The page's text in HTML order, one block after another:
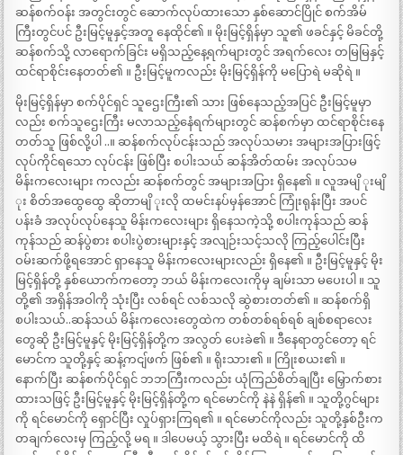
ဆန်စက်ဝန်း အတွင်းတွင် ဆောက်လုပ်ထားသော နှစ်ဆောင်ပြိုင် စက်အိမ်
ကြီးတွင်ပင် ဦးမြင့်မူနှင့်အတူ နေထိုင်၏ ။ မိုးမြင့်ရှိန်မှာ သူ၏ ဖခင်နှင့် မိခင်တို့
ဆန်စက်သို့ လာရောက်ခြင်း မရှိသည့်နေ့ရက်များတွင် အရက်လေး တမြမြနှင့်
ထင်ရာစိုင်းနေတတ်၏ ။ ဦးမြင့်မူကလည်း မိုးမြင့်ရှိန်ကို မပြောရဲ မဆိုရဲ ။
မိုးမြင့်ရှိန်မှာ စက်ပိုင်ရှင် သူဌေးကြီး၏ သား ဖြစ်နေသည့်အပြင် ဦးမြင့်မူမှာ
လည်း စက်သူဌေးကြီး မလာသည့်နေံရက်များတွင် ဆန်စက်မှာ ထင်ရာစိုင်းနေ
တတ်သူ ဖြစ်လို့ပါ ..။ ဆန်စက်လုပ်ငန်းသည် အလုပ်သမား အများအပြားဖြင့်
လုပ်ကိုင်ရသော လုပ်ငန်း ဖြစ်ပြီး စပါးသယ် ဆန်အိတ်ထမ်း အလုပ်သမ
မိန်းကလေးများ ကလည်း ဆန်စက်တွင် အများအပြား ရှိနေ၏ ။ လူအမျိ ုးမျိ
ုး စိတ်အထွေထွေ ဆိုတာမျိ ုးလို ထမင်းနပ်မှန်အောင် ကြုံးရုန်းပြီး အပင်
ပန်းခံ အလုပ်လုပ်နေသူ မိန်းကလေးများ ရှိနေသကဲ့သို့ စပါးကုန်သည် ဆန်
ကုန်သည် ဆန်ပွဲစား စပါးပွဲစားများနှင့် အလျဉ်းသင့်သလို ကြည့်ပေါင်းပြီး
ဝမ်းဆက်ဖို့ရအောင် ရှာနေသူ မိန်းကလေးများလည်း ရှိနေ၏ ။ ဦးမြင့်မူနှင့် မိုး
မြင့်ရှိန်တို့ နှစ်ယောက်ကတော့ ဘယ် မိန်းကလေးကိုမှ ချမ်းသာ မပေးပါ ။ သူ
တို့၏ အရှိန်အဝါကို သုံးပြီး လစ်ရင် လစ်သလို ဆွဲစားတတ်၏ ။ ဆန်စက်ရှိ
စပါးသယ်..ဆန်သယ် မိန်းကလေးတွေထဲက တစ်တစ်ရစ်ရစ် ချစ်စရာလေး
တွေဆို ဦးမြင့်မူနှင့် မိုးမြင့်ရှိန်တို့က အလွတ် ပေးခဲ၏ ။ ဒီနေရာတွင်တော့ ရင်
မောင်က သူတို့နှင့် ဆန့်ကငျ်ဖက် ဖြစ်၏ ။ ရိုးသား၏ ။ ကြိုးစယး၏ ။
နောက်ပြီး ဆန်စက်ပိုင်ရှင် ဘဘကြီးကလည်း ယုံကြည်စိတ်ချပြီး မြှောက်စား
ထားသဖြင့် ဦးမြင့်မူနှင့် မိုးမြင့်ရှိန်တို့က ရင်မောင်ကို နဲနဲ ရှိန်၏ ။ သူတို့ဂွင်များ
ကို ရင်မောင်ကို ရှောင်ပြီး လှုပ်ရှားကြရ၏ ။ ရင်မောင်ကိုလည်း သူတို့နှစ်ဦးက
တချက်လေးမှ ကြည့်လို့ မရ ။ ဒါပေမယ့် သွားပြီး မထိရဲ ။ ရင်မောင်ကို ထိ